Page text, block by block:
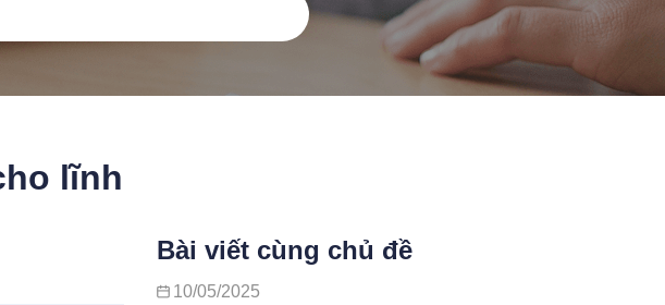
lĩnh
Bài viết cùng chủ đề
10/05/2025